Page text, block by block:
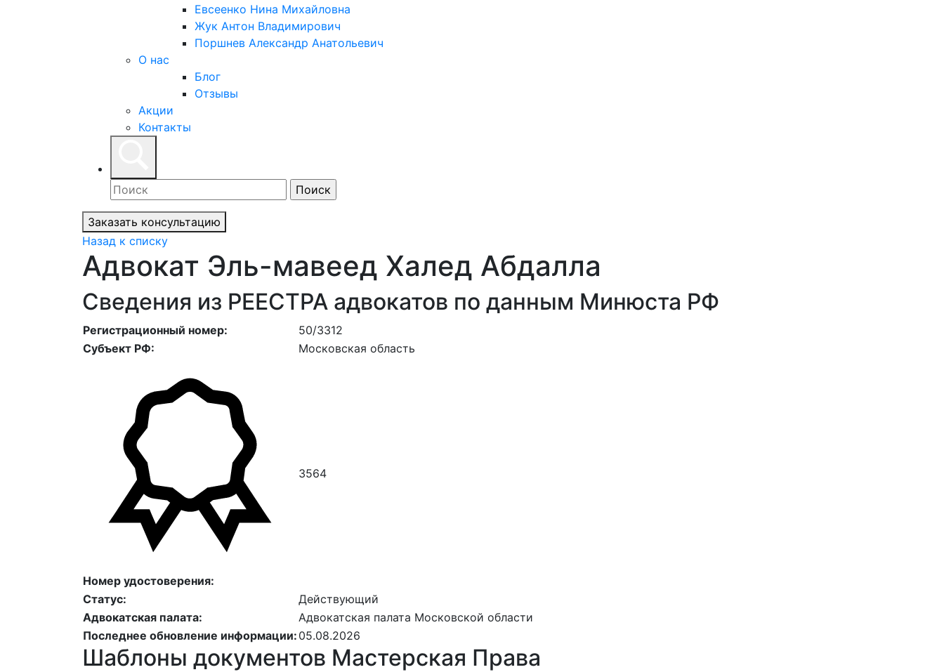
Евсеенко Нина Михайловна
Жук Антон Владимирович
Поршнев Александр Анатольевич
О нас
Блог
Отзывы
Акции
Контакты
Заказать консультацию
Назад к списку
Адвокат Эль-мавеед Халед Абдалла
Сведения из РЕЕСТРА адвокатов по данным Минюста РФ
Регистрационный номер:
50/3312
Субъект РФ:
Московская область
Номер удостоверения:
3564
Статус:
Действующий
Адвокатская палата:
Адвокатская палата Московской области
Последнее обновление информации: 05.08.2026
Шаблоны документов Мастерская Права